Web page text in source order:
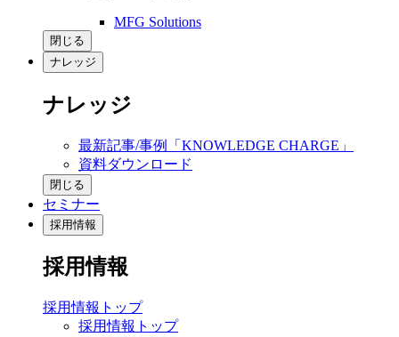
MFG Solutions
閉じる
ナレッジ
ナレッジ
最新記事/事例「KNOWLEDGE CHARGE」
資料ダウンロード
閉じる
セミナー
採用情報
採用情報
採用情報トップ
採用情報トップ